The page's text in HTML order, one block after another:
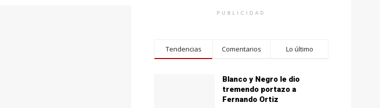
PUBLICIDAD
Tendencias Comentarios Lo último
Blanco y Negro le dio
tremendo portazo a
Fernando Ortiz